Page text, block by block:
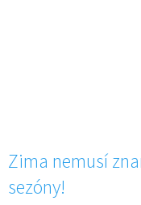
Zima nemusí
sezóny!